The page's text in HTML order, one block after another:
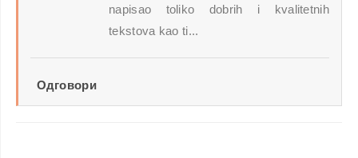
napisao toliko dobrih i kvalitetnih
tekstova kao ti...
Одговори